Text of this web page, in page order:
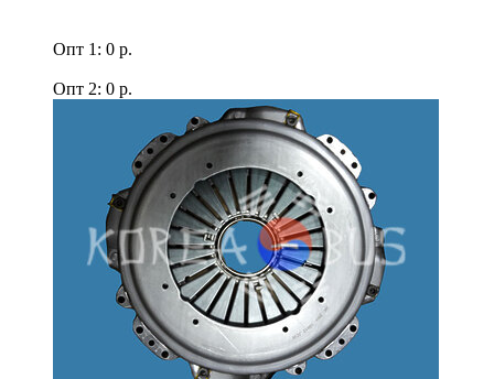
Опт 1: 0 р.
Опт 2: 0 р.